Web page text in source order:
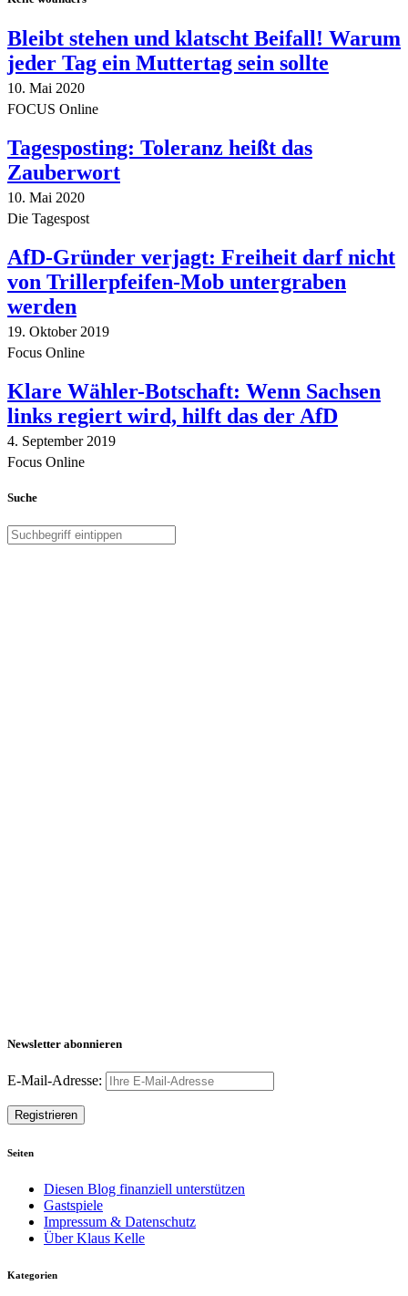
Bleibt stehen und klatscht Beifall! Warum
jeder Tag ein Muttertag sein sollte
10. Mai 2020
FOCUS Online
Tagesposting: Toleranz heißt das
Zauberwort
10. Mai 2020
Die Tagespost
AfD-Gründer verjagt: Freiheit darf nicht
von Trillerpfeifen-Mob untergraben
werden
19. Oktober 2019
Focus Online
Klare Wähler-Botschaft: Wenn Sachsen
links regiert wird, hilft das der AfD
4. September 2019
Focus Online
Suche
Newsletter abonnieren
E-Mail-Adresse:
Seiten
Diesen Blog finanziell unterstützen
Gastspiele
Impressum & Datenschutz
Über Klaus Kelle
Kategorien